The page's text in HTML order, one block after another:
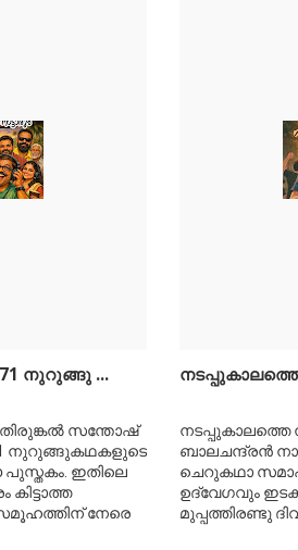
നുറുങ്ങു ...
സന്തോഷ്
നുറുങ്ങുകഥകളുടെ
ഇതിലെ
നേരെ
നടപ്പുകാലത്തെ
ബാലചന്ദ്രന്‍
ചെറുകഥാ
ഉദ്വേഗവും
മുപ്പത്തിരണ്ടു